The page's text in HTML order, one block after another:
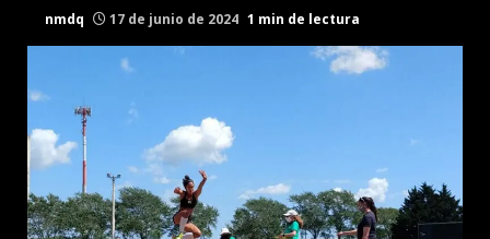
nmdq 17 de junio de 2024 1 min de lectura